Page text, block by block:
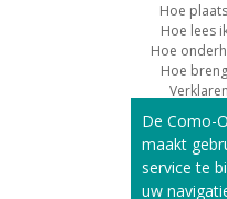
Hoe
Hoe lees
Hoe
Hoe
De Como-
maakt
service te
uw